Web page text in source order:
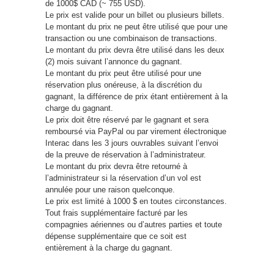
de 1000$ CAD (~ 755 USD).
Le prix est valide pour un billet ou plusieurs billets.
Le montant du prix ne peut être utilisé que pour une
transaction ou une combinaison de transactions.
Le montant du prix devra être utilisé dans les deux
(2) mois suivant l’annonce du gagnant.
Le montant du prix peut être utilisé pour une
réservation plus onéreuse, à la discrétion du
gagnant, la différence de prix étant entièrement à la
charge du gagnant.
Le prix doit être réservé par le gagnant et sera
remboursé via PayPal ou par virement électronique
Interac dans les 3 jours ouvrables suivant l’envoi
de la preuve de réservation à l’administrateur.
Le montant du prix devra être retourné à
l’administrateur si la réservation d’un vol est
annulée pour une raison quelconque.
Le prix est limité à 1000 $ en toutes circonstances.
Tout frais supplémentaire facturé par les
compagnies aériennes ou d’autres parties et toute
dépense supplémentaire que ce soit est
entièrement à la charge du gagnant.